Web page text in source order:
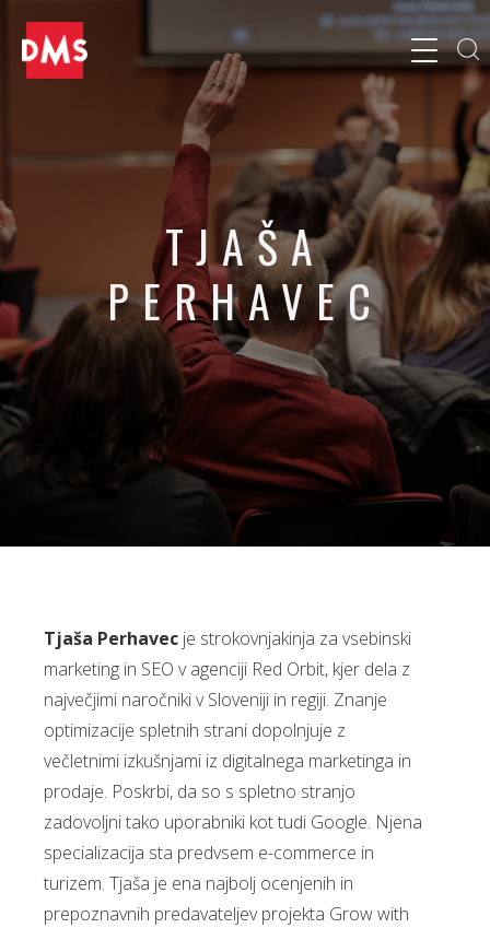
TJAŠA
PERHAVEC
Strokovnjakinja za vsebinski marketing
Tjaša Perhavec je strokovnjakinja za vsebinski
marketing in SEO v agenciji Red Orbit, kjer dela z
največjimi naročniki v Sloveniji in regiji. Znanje
optimizacije spletnih strani dopolnjuje z
večletnimi izkušnjami iz digitalnega marketinga in
prodaje. Poskrbi, da so s spletno stranjo
zadovoljni tako uporabniki kot tudi Google. Njena
specializacija sta predvsem e-commerce in
turizem. Tjaša je ena najbolj ocenjenih in
prepoznavnih predavateljev projekta Grow with